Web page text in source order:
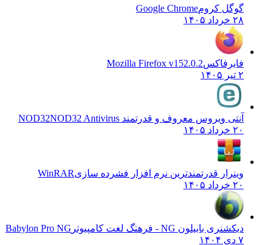
گوگل کروم Google Chrome
فایرفاکس Mozilla Firefox v152.0.2
آنتی ویروس معروف و قدرتمند NOD32NOD32 Antivirus
وینرار قدرتمندترین نرم افزار فشرده سازی WinRAR
دیکشنری بابیلون NG - فرهنگ لغت کامپیوتر
Babylon Pro NG